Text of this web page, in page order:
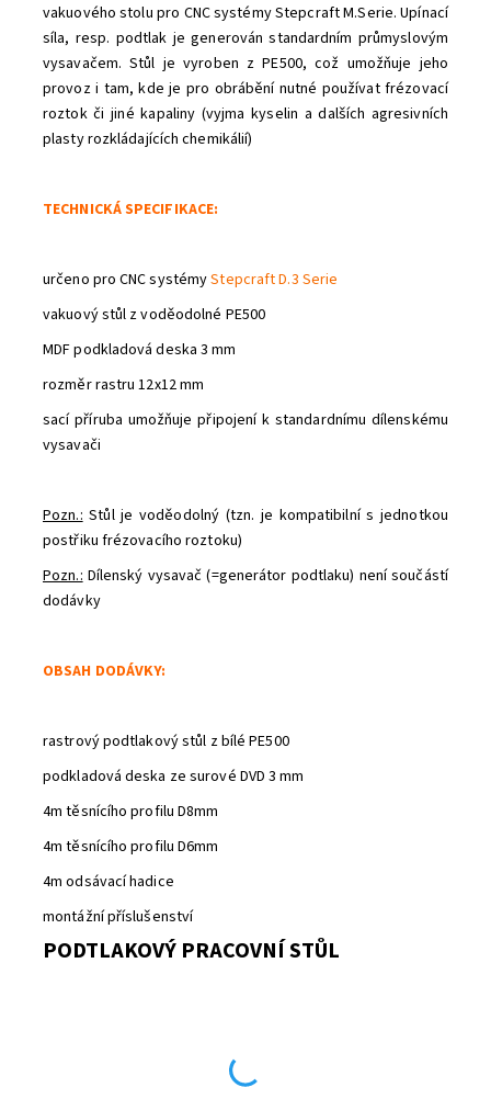
vakuového stolu pro CNC systémy Stepcraft M.Serie. Upínací
síla, resp. podtlak je generován standardním průmyslovým
vysavačem. Stůl je vyroben z PE500, což umožňuje jeho
provoz i tam, kde je pro obrábění nutné používat frézovací
roztok či jiné kapaliny (vyjma kyselin a dalších agresivních
plasty rozkládajících chemikálií)
TECHNICKÁ SPECIFIKACE:
určeno pro CNC systémyStepcraft D.3 Serie
vakuový stůl z voděodolné PE500
MDF podkladová deska 3 mm
rozměr rastru 12x12 mm
sací příruba umožňuje připojení k standardnímu dílenskému
vysavači
Pozn.:Stůl je voděodolný (tzn. je kompatibilní s jednotkou
postřiku frézovacího roztoku)
Pozn.:Dílenský vysavač (=generátor podtlaku) není součástí
dodávky
OBSAH DODÁVKY:
rastrový podtlakový stůl z bílé PE500
podkladová deska ze surové DVD 3 mm
4m těsnícího profilu D8mm
4m těsnícího profilu D6mm
4m odsávací hadice
montážní příslušenství
PODTLAKOVÝ PRACOVNÍ STŮL